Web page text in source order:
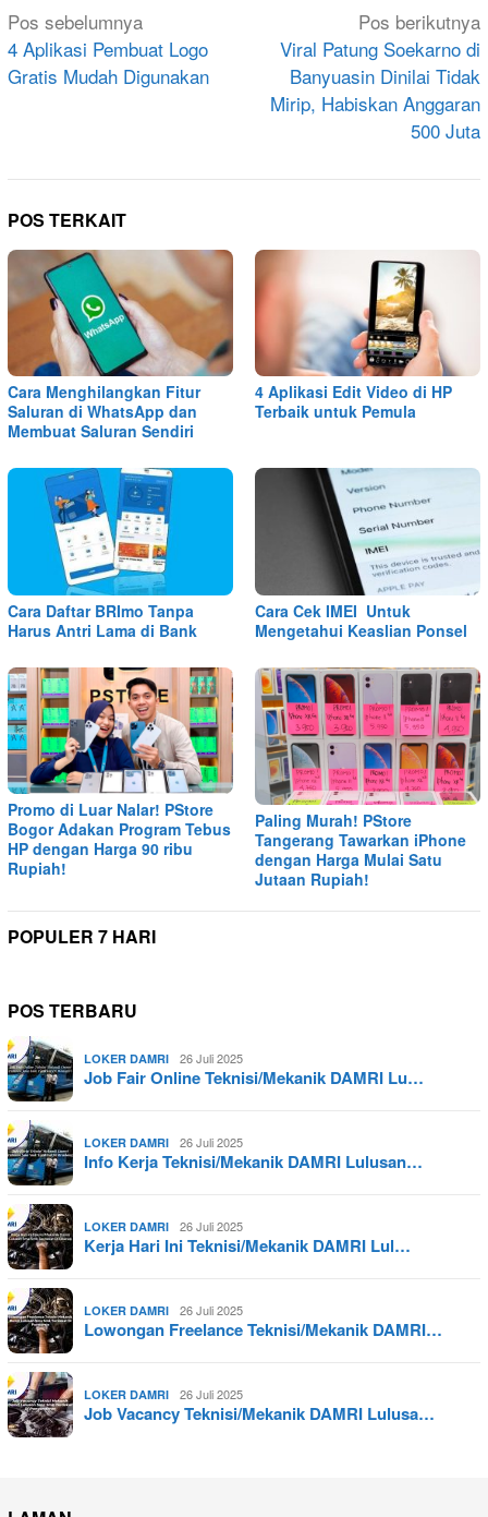
Navigasi
pos
Pos sebelumnya
4 Aplikasi Pembuat Logo
Gratis Mudah Digunakan
Pos berikutnya
Viral Patung Soekarno di
Banyuasin Dinilai Tidak
Mirip, Habiskan Anggaran
500 Juta
POS TERKAIT
Cara Menghilangkan Fitur
Saluran di WhatsApp dan
Membuat Saluran Sendiri
4 Aplikasi Edit Video di HP
Terbaik untuk Pemula
Cara Daftar BRImo Tanpa
Harus Antri Lama di Bank
Cara Cek IMEI Untuk
Mengetahui Keaslian Ponsel
Promo di Luar Nalar! PStore
Bogor Adakan Program Tebus
HP dengan Harga 90 ribu
Rupiah!
Paling Murah! PStore
Tangerang Tawarkan iPhone
dengan Harga Mulai Satu
Jutaan Rupiah!
POPULER 7 HARI
POS TERBARU
LOKER DAMRI 26 Juli 2025
Job Fair Online Teknisi/Mekanik DAMRI Lu…
LOKER DAMRI 26 Juli 2025
Info Kerja Teknisi/Mekanik DAMRI Lulusan…
LOKER DAMRI 26 Juli 2025
Kerja Hari Ini Teknisi/Mekanik DAMRI Lul…
LOKER DAMRI 26 Juli 2025
Lowongan Freelance Teknisi/Mekanik DAMRI…
LOKER DAMRI 26 Juli 2025
Job Vacancy Teknisi/Mekanik DAMRI Lulusa…